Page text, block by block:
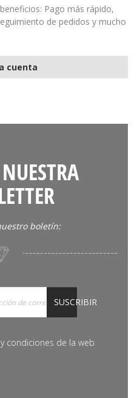
Pago más rápido,
de pedidos y mucho
cuenta
boletín:
SUSCRIBIR
condiciones de la web